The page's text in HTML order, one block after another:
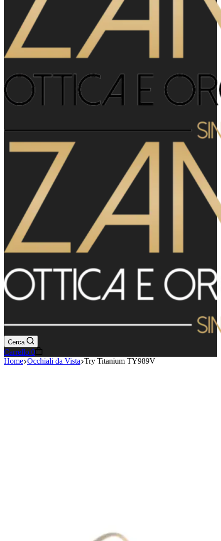
Cerca
Carrello 0
Home Occhiali da Vista Try Titanium TY989V